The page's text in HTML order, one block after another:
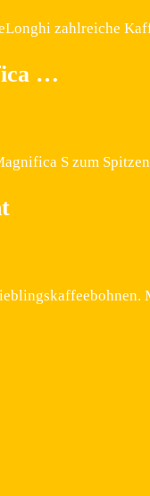
zahlreiche
…
S zum